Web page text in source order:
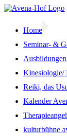
Zum
Home
Seminar- &
Kinesiologie/
Reiki, das
Kalender
kulturbühne